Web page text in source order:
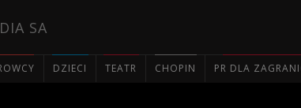
SA
DZIECI TEATR CHOPIN PR DLA